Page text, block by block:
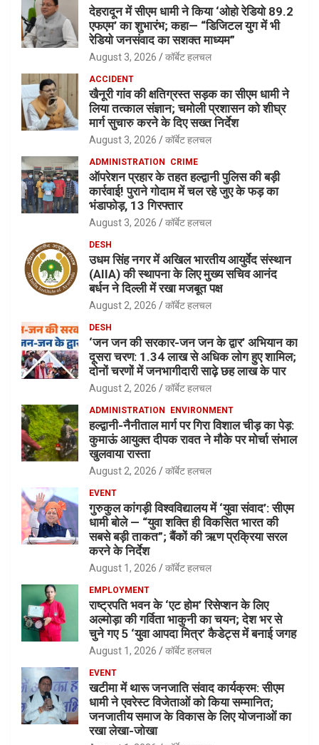
देहरादून में सीएम धामी ने किया ‘ओहो रेडियो 89.2
एफएम’ का शुभारंभ; कहा— “डिजिटल युग में भी
रेडियो जनसंवाद का सशक्त माध्यम”
August 3, 2026 कॉर्बेट हलचल
ACCIDENT
खैनूरी गांव की क्षतिग्रस्त सड़क का सीएम धामी ने
लिया तत्काल संज्ञान; चमोली प्रशासन को शीघ्र
मार्ग सुचारु करने के दिए सख्त निर्देश
August 3, 2026 कॉर्बेट हलचल
ADMINISTRATION CRIME
ऑपरेशन प्रहार के तहत हल्द्वानी पुलिस की बड़ी
कार्रवाई! पुराने गोदाम में चल रहे जुए के फड़ का
भंडाफोड़, 13 गिरफ्तार
August 3, 2026 कॉर्बेट हलचल
DESH
उधम सिंह नगर में अखिल भारतीय आयुर्वेद संस्थान
(AIIA) की स्थापना के लिए मुख्य सचिव आनंद
बर्धन ने दिल्ली में रखा मजबूत पक्ष
August 2, 2026 कॉर्बेट हलचल
DESH
‘जन जन की सरकार-जन जन के द्वार’ अभियान का
दूसरा चरण: 1.34 लाख से अधिक लोग हुए शामिल;
दोनों चरणों में जनभागीदारी साढ़े छह लाख के पार
August 2, 2026 कॉर्बेट हलचल
ADMINISTRATION ENVIRONMENT
हल्द्वानी-नैनीताल मार्ग पर गिरा विशाल चीड़ का पेड़:
कुमाऊं आयुक्त दीपक रावत ने मौके पर मोर्चा संभाल
खुलवाया रास्ता
August 2, 2026 कॉर्बेट हलचल
EVENT
गुरुकुल कांगड़ी विश्वविद्यालय में ‘युवा संवाद’: सीएम
धामी बोले — “युवा शक्ति ही विकसित भारत की
सबसे बड़ी ताकत”; बैंकों की ऋण प्रक्रिया सरल
करने के निर्देश
August 1, 2026 कॉर्बेट हलचल
EMPLOYMENT
राष्ट्रपति भवन के ‘एट होम’ रिसेप्शन के लिए
अल्मोड़ा की गर्विता भाकुनी का चयन; देश भर से
चुने गए 5 ‘युवा आपदा मित्र’ कैडेट्स में बनाई जगह
August 1, 2026 कॉर्बेट हलचल
EVENT
खटीमा में थारू जनजाति संवाद कार्यक्रम: सीएम
धामी ने एवरेस्ट विजेताओं को किया सम्मानित;
जनजातीय समाज के विकास के लिए योजनाओं का
रखा लेखा-जोखा